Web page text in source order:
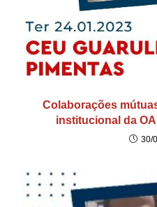
Colaborações
institucional da
30/